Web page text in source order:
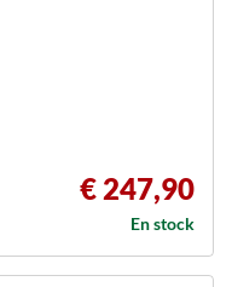
€ 247,90
En stock